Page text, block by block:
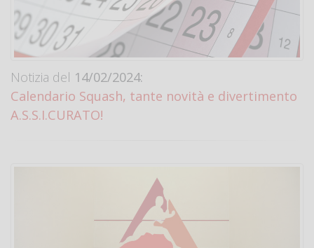
Notizia del 14/02/2024:
Calendario Squash, tante novità e divertimento
A.S.S.I.CURATO!